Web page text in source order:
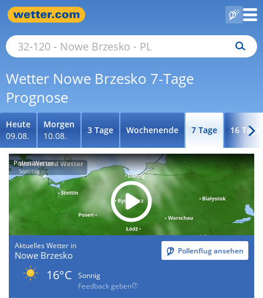
Wetter Nowe Brzesko 7-Tage
Prognose
Heute
09.08.
Morgen
10.08.
3 Tage Wochenende 7 Tage 16 Tage
Polen-Wetter
Aktuelles Wetter in
Nowe Brzesko Pollenflug ansehen
16°C
Sonnig
Feedback geben